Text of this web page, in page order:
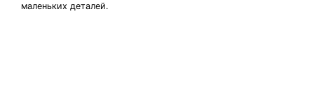
маленьких деталей.